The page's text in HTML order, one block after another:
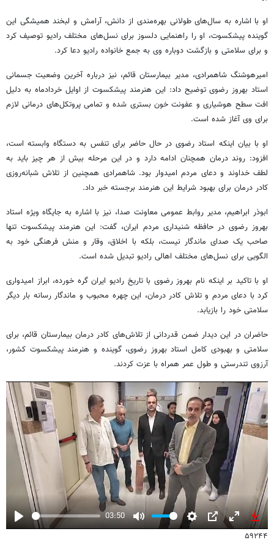
او با اشاره به سال‌های طولانی بهره‌مندی از دانش، آرامش و لبخند همیشگی این
گوینده پیشکسوت، او را راهنمایی دلسوز برای نسل‌های مختلف رادیو توصیف کرد
و برای سلامتی و بازگشت دوباره وی به جمع خانواده رادیو دعا کرد.
امیرهوشنگ شاهمرادی، مدیر بیمارستان قائم، نیز درباره آخرین وضعیت جسمانی
استاد بهروز رضوی توضیح داد: این هنرمند پیشکسوت از اوایل خردادماه به دلیل
افت سطح هوشیاری و عفونت خون بستری شده و تمامی پروتکل‌های درمانی لازم
برای وی آغاز شده است.
او با بیان اینکه استاد رضوی در حال حاضر برای تنفس به دستگاه وابسته است،
افزود: روند درمان همچنان ادامه دارد و در این مرحله بیش از هر چیز باید به
لطف خداوند و دعای مردم امیدوار بود. شاهمرادی همچنین از تلاش شبانه‌روزی
کادر درمان برای بهبود شرایط این هنرمند برجسته خبر داد.
ابوذر ابراهیم، مدیر روابط عمومی معاونت صدا، نیز با اشاره به جایگاه ویژه استاد
بهروز رضوی در حافظه شنیداری مردم ایران، گفت: این هنرمند پیشکسوت تنها
صاحب یک صدای ماندگار نیست، بلکه با اخلاق، وقار و منش فرهنگی خود به
الگویی برای نسل‌های مختلف اهالی رادیو تبدیل شده است.
او با تاکید بر اینکه نام بهروز رضوی با تاریخ رادیو ایران گره خورده، ابراز امیدواری
کرد با دعای مردم و تلاش کادر درمان، این چهره محبوب و ماندگار رسانه بار دیگر
سلامتی خود را بازیابد.
حاضران در این دیدار ضمن قدردانی از تلاش‌های کادر درمان بیمارستان قائم، برای
سلامتی و بهبودی کامل استاد بهروز رضوی، گوینده و هنرمند پیشکسوت کشور،
آرزوی تندرستی و طول عمر همراه با عزت کردند.
Play
03:50
Mute
Settings
PIP
Enter
fullscreen
۵۹۲۴۴